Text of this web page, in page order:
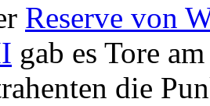
Reserve von
gab es Tore
die